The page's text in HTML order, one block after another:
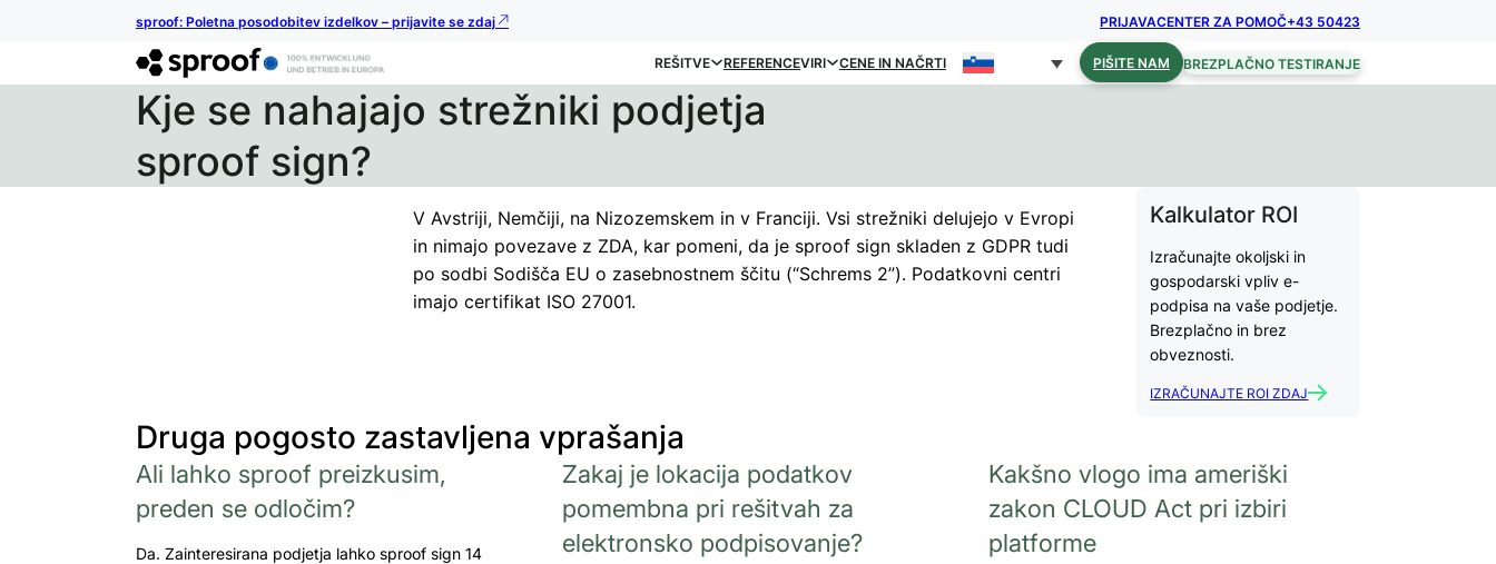
sproof: Poletna posodobitev izdelkov – prijavite se zdaj PRIJAVACENTER ZA POMOČ+43 50423
REŠITVE REFERENCEVIRI CENE IN NAČRTI PIŠITE NAM BREZPLAČNO TESTIRANJE
Kje se nahajajo strežniki podjetja
sproof sign?
V Avstriji, Nemčiji, na Nizozemskem in v Franciji. Vsi strežniki delujejo v Evropi
in nimajo povezave z ZDA, kar pomeni, da je sproof sign skladen z GDPR tudi
po sodbi Sodišča EU o zasebnostnem ščitu (“Schrems 2”). Podatkovni centri
imajo certifikat ISO 27001.
Kalkulator ROI
Izračunajte okoljski in
gospodarski vpliv e-
podpisa na vaše podjetje.
Brezplačno in brez
obveznosti.
IZRAČUNAJTE ROI ZDAJ
Druga pogosto zastavljena vprašanja
Ali lahko sproof preizkusim,
preden se odločim?
Da. Zainteresirana podjetja lahko sproof sign 14
Zakaj je lokacija podatkov
pomembna pri rešitvah za
elektronsko podpisovanje?
Kakšno vlogo ima ameriški
zakon CLOUD Act pri izbiri
platforme